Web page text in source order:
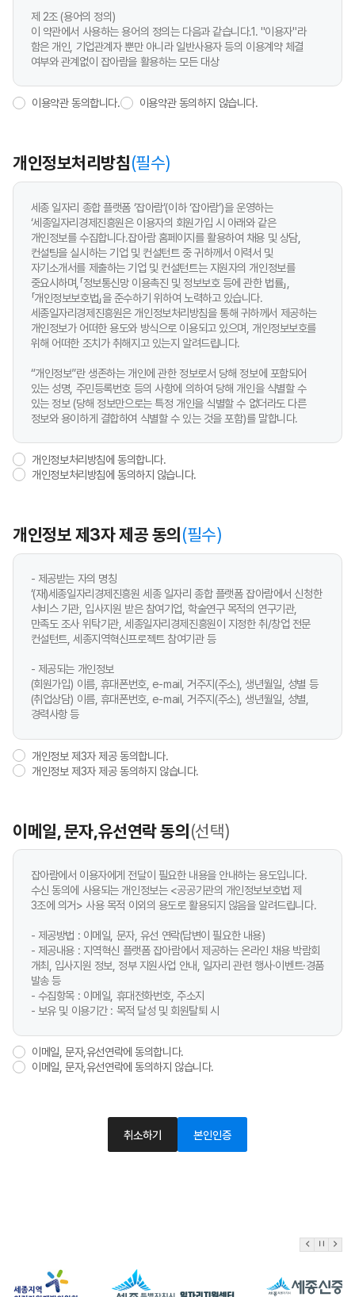
제 2조 (용어의 정의)
이 약관에서 사용하는 용어의 정의는 다음과 같습니다.1. "이용자"라
함은 개인, 기업관계자 뿐만 아니라 일반사용자 등의 이용계약 체결
여부와 관계없이 잡아람을 활용하는 모든 대상
이용약관 동의합니다. 이용약관 동의하지 않습니다.
개인정보처리방침(필수)
세종 일자리 종합 플랫폼 ‘잡아람’(이하 ‘잡아람’)을 운영하는
‘세종일자리경제진흥원은 이용자의 회원가입 시 아래와 같은
개인정보를 수집합니다.잡아람 홈페이지를 활용하여 채용 및 상담,
컨설팅을 실시하는 기업 및 컨설턴트 중 귀하께서 이력서 및
자기소개서를 제출하는 기업 및 컨설턴트는 지원자의 개인정보를
중요시하며,「정보통신망 이용촉진 및 정보보호 등에 관한 법률」,
「개인정보보호법」을 준수하기 위하여 노력하고 있습니다.
세종일자리경제진흥원은 개인정보처리방침을 통해 귀하께서 제공하는
개인정보가 어떠한 용도와 방식으로 이용되고 있으며, 개인정보보호를
위해 어떠한 조치가 취해지고 있는지 알려드립니다.
“개인정보”란 생존하는 개인에 관한 정보로서 당해 정보에 포함되어
있는 성명, 주민등록번호 등의 사항에 의하여 당해 개인을 식별할 수
있는 정보 (당해 정보만으로는 특정 개인을 식별할 수 없더라도 다른
정보와 용이하게 결합하여 식별할 수 있는 것을 포함)를 말합니다.
개인정보처리방침에 동의합니다.
개인정보처리방침에 동의하지 않습니다.
개인정보 제3자 제공 동의(필수)
- 제공받는 자의 명칭
‘(재)세종일자리경제진흥원 세종 일자리 종합 플랫폼 잡아람에서 신청한
서비스 기관, 입사지원 받은 참여기업, 학술연구 목적의 연구기관,
만족도 조사 위탁기관, 세종일자리경제진흥원이 지정한 취/창업 전문
컨설턴트, 세종지역혁신프로젝트 참여기관 등
- 제공되는 개인정보
(회원가입) 이름, 휴대폰번호, e-mail, 거주지(주소), 생년월일, 성별 등
(취업상담) 이름, 휴대폰번호, e-mail, 거주지(주소), 생년월일, 성별,
경력사항 등
개인정보 제3자 제공 동의합니다.
개인정보 제3자 제공 동의하지 않습니다.
이메일, 문자,유선연락 동의(선택)
잡아람에서 이용자에게 전달이 필요한 내용을 안내하는 용도입니다.
수신 동의에 사용되는 개인정보는 <공공기관의 개인정보보호법 제
3조에 의거> 사용 목적 이외의 용도로 활용되지 않음을 알려드립니다.
- 제공방법 : 이메일, 문자, 유선 연락(답변이 필요한 내용)
- 제공내용 : 지역혁신 플랫폼 잡아람에서 제공하는 온라인 채용 박람회
개최, 입사지원 정보, 정부 지원사업 안내, 일자리 관련 행사·이벤트·경품
발송 등
- 수집항목 : 이메일, 휴대전화번호, 주소지
- 보유 및 이용기간 : 목적 달성 및 회원탈퇴 시
이메일, 문자,유선연락에 동의합니다.
이메일, 문자,유선연락에 동의하지 않습니다.
취소하기 본인인증